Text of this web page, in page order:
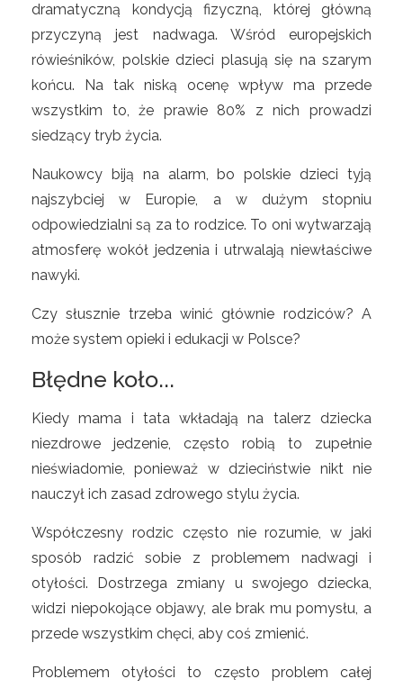
dramatyczną kondycją fizyczną, której główną
przyczyną jest nadwaga. Wśród europejskich
rówieśników, polskie dzieci plasują się na szarym
końcu. Na tak niską ocenę wpływ ma przede
wszystkim to, że prawie 80% z nich prowadzi
siedzący tryb życia.
Naukowcy biją na alarm, bo polskie dzieci tyją
najszybciej w Europie, a w dużym stopniu
odpowiedzialni są za to rodzice. To oni wytwarzają
atmosferę wokół jedzenia i utrwalają niewłaściwe
nawyki.
Czy słusznie trzeba winić głównie rodziców? A
może system opieki i edukacji w Polsce?
Błędne koło...
Kiedy mama i tata wkładają na talerz dziecka
niezdrowe jedzenie, często robią to zupełnie
nieświadomie, ponieważ w dzieciństwie nikt nie
nauczył ich zasad zdrowego stylu życia.
Współczesny rodzic często nie rozumie, w jaki
sposób radzić sobie z problemem nadwagi i
otyłości. Dostrzega zmiany u swojego dziecka,
widzi niepokojące objawy, ale brak mu pomysłu, a
przede wszystkim chęci, aby coś zmienić.
Problemem otyłości to często problem całej